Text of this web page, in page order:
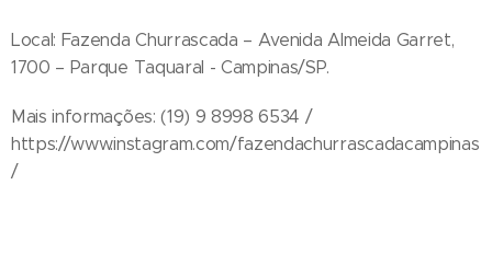
Local: Fazenda Churrascada – Avenida Almeida Garret,
1700 – Parque Taquaral - Campinas/SP.
Mais informações: (19) 9 8998 6534 /
https://www.instagram.com/fazendachurrascadacampinas
/